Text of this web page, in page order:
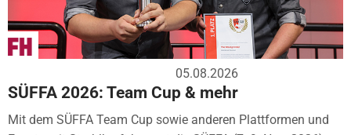
05.08.2026
SÜFFA 2026: Team Cup & mehr
Mit dem SÜFFA Team Cup sowie anderen Plattformen und